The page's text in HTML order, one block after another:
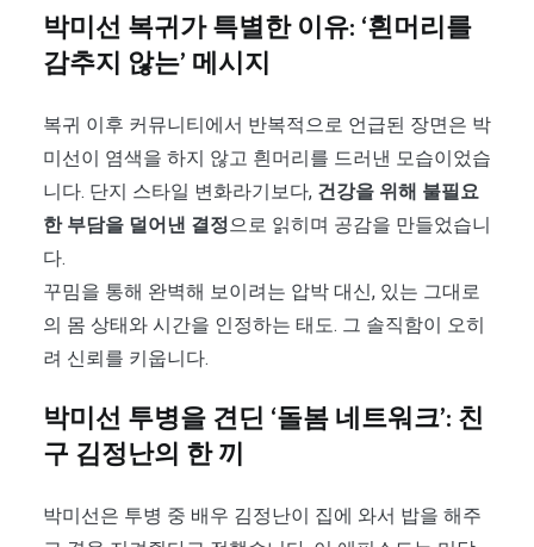
박미선 복귀가 특별한 이유: ‘흰머리를
감추지 않는’ 메시지
복귀 이후 커뮤니티에서 반복적으로 언급된 장면은 박
미선이 염색을 하지 않고 흰머리를 드러낸 모습이었습
니다. 단지 스타일 변화라기보다, 건강을 위해 불필요
한 부담을 덜어낸 결정으로 읽히며 공감을 만들었습니
다.
꾸밈을 통해 완벽해 보이려는 압박 대신, 있는 그대로
의 몸 상태와 시간을 인정하는 태도. 그 솔직함이 오히
려 신뢰를 키웁니다.
박미선 투병을 견딘 ‘돌봄 네트워크’: 친
구 김정난의 한 끼
박미선은 투병 중 배우 김정난이 집에 와서 밥을 해주